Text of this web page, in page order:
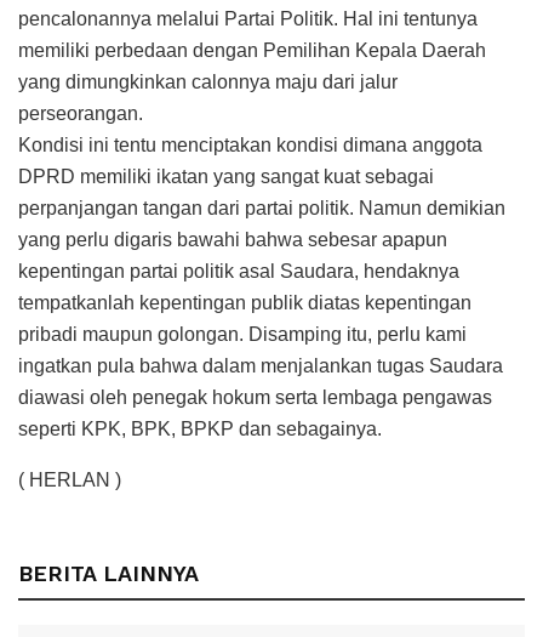
pencalonannya melalui Partai Politik. Hal ini tentunya
memiliki perbedaan dengan Pemilihan Kepala Daerah
yang dimungkinkan calonnya maju dari jalur
perseorangan.
Kondisi ini tentu menciptakan kondisi dimana anggota
DPRD memiliki ikatan yang sangat kuat sebagai
perpanjangan tangan dari partai politik. Namun demikian
yang perlu digaris bawahi bahwa sebesar apapun
kepentingan partai politik asal Saudara, hendaknya
tempatkanlah kepentingan publik diatas kepentingan
pribadi maupun golongan. Disamping itu, perlu kami
ingatkan pula bahwa dalam menjalankan tugas Saudara
diawasi oleh penegak hokum serta lembaga pengawas
seperti KPK, BPK, BPKP dan sebagainya.
( HERLAN )
BERITA LAINNYA